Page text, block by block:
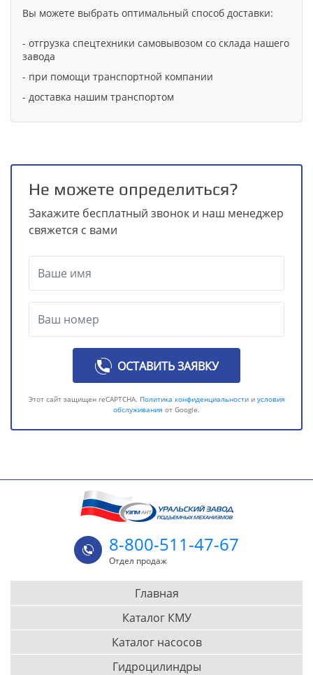
Вы можете выбрать оптимальный способ доставки:
- отгрузка спецтехники самовывозом со склада нашего
завода
- при помощи транспортной компании
- доставка нашим транспортом
Не можете определиться?
Закажите бесплатный звонок и наш менеджер
свяжется с вами
ОСТАВИТЬ ЗАЯВКУ
Этот сайт защищен reCAPTCHA. Политика конфиденциальностии условия
обслуживания от Google.
Главная
Каталог КМУ
Каталог насосов
Гидроцилиндры
8-800-511-47-67
Отдел продаж